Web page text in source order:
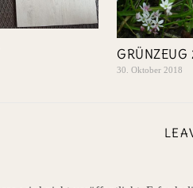
GRÜNZEUG
30. Oktober 2018